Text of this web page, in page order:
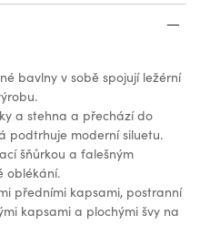
bavlny v sobě spojují ležérní
a stehna a přechází do
podtrhuje moderní siluetu.
šňůrkou a falešným
oblékání.
předními kapsami, postranní
kapsami a plochými švy na